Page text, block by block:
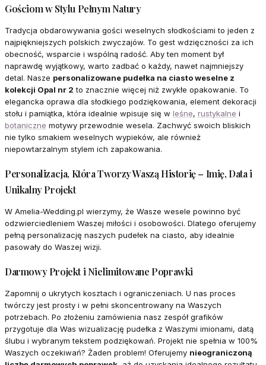
Gościom w Stylu Pełnym Natury
Tradycja obdarowywania gości weselnych słodkościami to jeden z
najpiękniejszych polskich zwyczajów. To gest wdzięczności za ich
obecność, wsparcie i wspólną radość. Aby ten moment był
naprawdę wyjątkowy, warto zadbać o każdy, nawet najmniejszy
detal. Nasze personalizowane pudełka na ciasto weselne z
kolekcji Opal nr 2 to znacznie więcej niż zwykłe opakowanie. To
elegancka oprawa dla słodkiego podziękowania, element dekoracji
stołu i pamiątka, która idealnie wpisuje się w leśne, rustykalne i
botaniczne motywy przewodnie wesela. Zachwyć swoich bliskich
nie tylko smakiem weselnych wypieków, ale również
niepowtarzalnym stylem ich zapakowania.
Personalizacja, Która Tworzy Waszą Historię – Imię, Data i
Unikalny Projekt
W Amelia-Wedding.pl wierzymy, że Wasze wesele powinno być
odzwierciedleniem Waszej miłości i osobowości. Dlatego oferujemy
pełną personalizację naszych pudełek na ciasto, aby idealnie
pasowały do Waszej wizji.
Darmowy Projekt i Nielimitowane Poprawki
Zapomnij o ukrytych kosztach i ograniczeniach. U nas proces
twórczy jest prosty i w pełni skoncentrowany na Waszych
potrzebach. Po złożeniu zamówienia nasz zespół grafików
przygotuje dla Was wizualizację pudełka z Waszymi imionami, datą
ślubu i wybranym tekstem podziękowań. Projekt nie spełnia w 100%
Waszych oczekiwań? Żaden problem! Oferujemy nieograniczoną